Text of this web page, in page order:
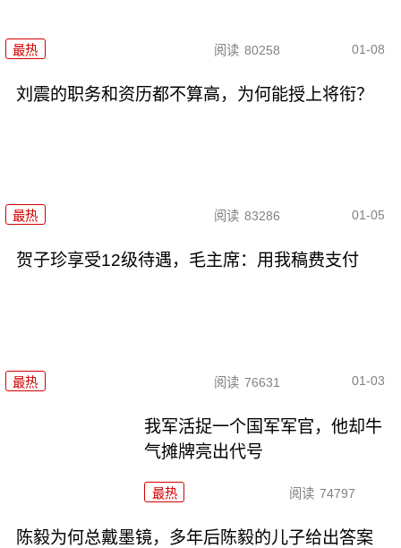
最热 阅读 80258 01-08
刘震的职务和资历都不算高，为何能授上将衔？
最热 阅读 83286 01-05
贺子珍享受12级待遇，毛主席：用我稿费支付
最热 阅读 76631 01-03
我军活捉一个国军军官，他却牛
气摊牌亮出代号
最热 阅读 74797
陈毅为何总戴墨镜，多年后陈毅的儿子给出答案